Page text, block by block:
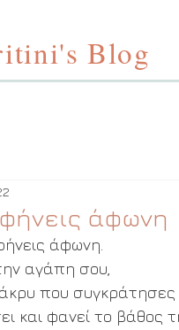
Blog
άφωνη
άφωνη.
αγάπη σου,
που
και φανεί το βάθος